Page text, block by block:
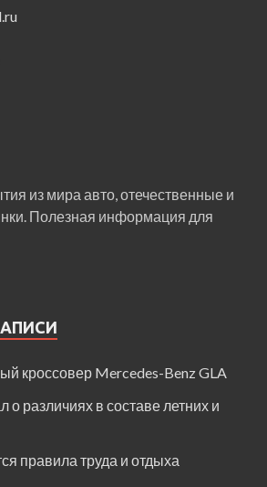
из мира авто, отечественные и
Полезная информация для
кроссовер Mercedes-Benz GLA
о различиях в составе летних и
правила труда и отдыха